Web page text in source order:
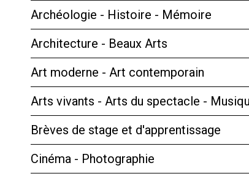
Archéologie - Histoire - Mémoire
Architecture - Beaux Arts
Art moderne - Art contemporain
Arts vivants - Arts du spectacle -
Brèves de stage et d'apprentissage
Cinéma - Photographie